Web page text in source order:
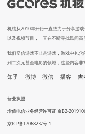
机核从2010年开始一直致力于分享游
以及视频节目，一直在不断寻找民间高
我们坚信游戏不止是游戏，游戏中包
到二次元甚至电影的领域，这些内容非
知乎 微博 微信 播客 吉
营业执照
增值电信业务经营许可证 京B2-
京ICP备17068232号-1